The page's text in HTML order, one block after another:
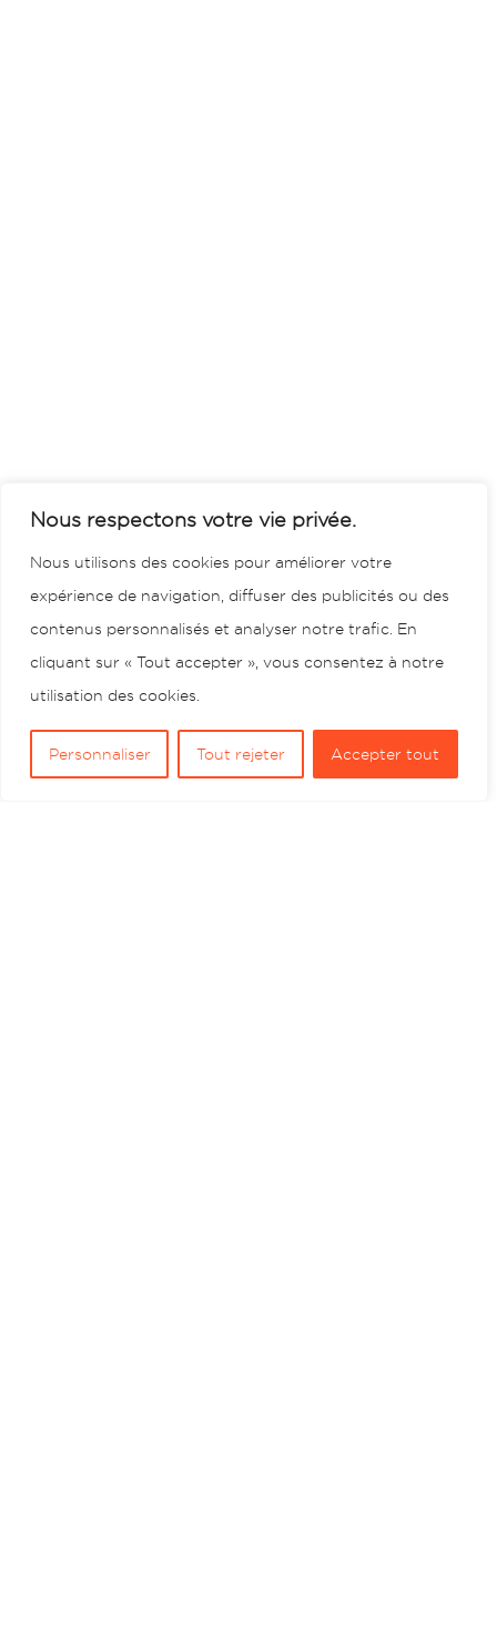
Nous respectons votre vie privée.
Nous utilisons des cookies pour améliorer votre
expérience de navigation, diffuser des publicités ou des
contenus personnalisés et analyser notre trafic. En
cliquant sur « Tout accepter », vous consentez à notre
utilisation des cookies.
Personnaliser Tout rejeter Accepter tout